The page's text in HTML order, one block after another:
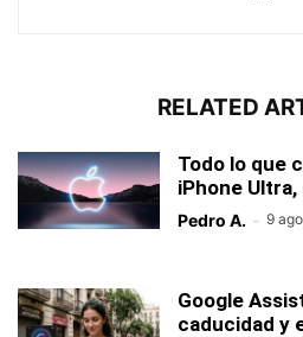
RELATED
Todo lo que
iPhone
Pedro A. - 9
Google
caducidad y